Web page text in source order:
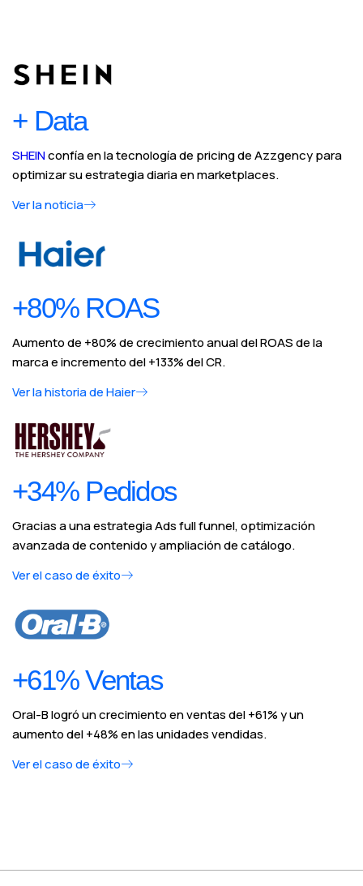
+ Data
SHEINconfía en la tecnología de pricing de Azzgency para
optimizar su estrategia diaria en marketplaces.
Ver la noticia
+80% ROAS
Aumento de +80% de crecimiento anual del ROAS de la
marca e incremento del +133% del CR.
Ver la historia de Haier
+34% Pedidos
Gracias a una estrategia Ads full funnel, optimización
avanzada de contenido y ampliación de catálogo.
Ver el caso de éxito
+61% Ventas
Oral-B logró un crecimiento en ventas del +61% y un
aumento del +48% en las unidades vendidas.
Ver el caso de éxito